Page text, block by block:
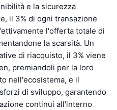
e la sicurezza
il 3% di ogni transazione
l'offerta totale di
la scarsità. Un
di riacquisto, il 3% viene
premiandoli per la loro
nell'ecosistema, e il
di sviluppo, garantendo
continui all'interno